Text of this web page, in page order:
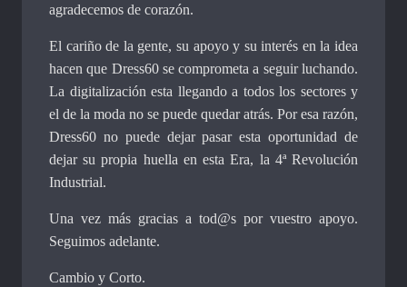
agradecemos de corazón.
El cariño de la gente, su apoyo y su interés en la idea
hacen que Dress60 se comprometa a seguir luchando.
La digitalización esta llegando a todos los sectores y
el de la moda no se puede quedar atrás. Por esa razón,
Dress60 no puede dejar pasar esta oportunidad de
dejar su propia huella en esta Era, la 4ª Revolución
Industrial.
Una vez más gracias a tod@s por vuestro apoyo.
Seguimos adelante.
Cambio y Corto.